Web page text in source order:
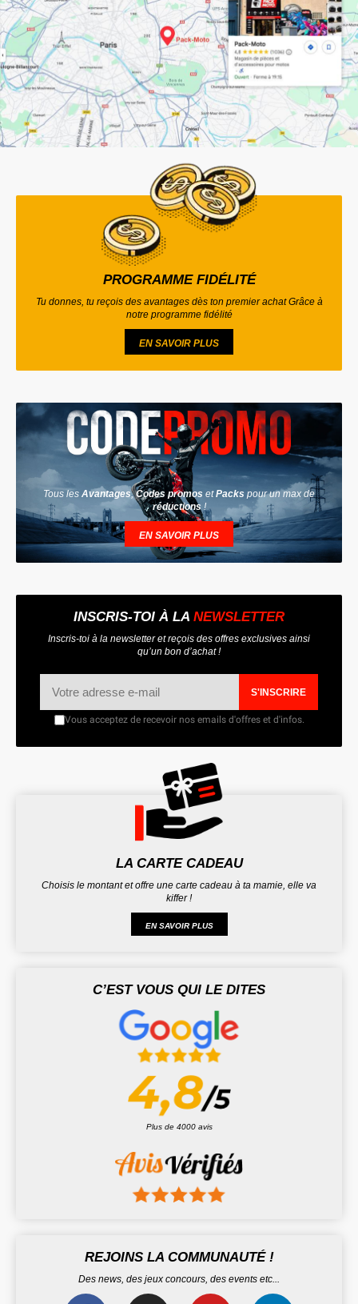
PROGRAMME FIDÉLITÉ
Tu donnes, tu reçois des avantages dès ton premier achat Grâce à
notre programme fidélité
EN SAVOIR PLUS
Tous les Avantages,Codes promos etPacks pour un max de
réductions !
EN SAVOIR PLUS
INSCRIS-TOI À LA NEWSLETTER
Inscris-toi à la newsletter et reçois des offres exclusives ainsi
qu’un bon d’achat !
S'INSCRIRE
Vous acceptez de recevoir nos emails d'offres et d'infos.
LA CARTE CADEAU
Choisis le montant et offre une carte cadeau à ta mamie, elle va
kiffer !
EN SAVOIR PLUS
C’EST VOUS QUI LE DITES
Plus de 4000 avis
REJOINS LA COMMUNAUTÉ !
Des news, des jeux concours, des events etc...